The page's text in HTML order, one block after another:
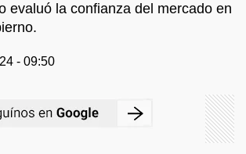
evaluó la confianza del mercado en
- 09:50